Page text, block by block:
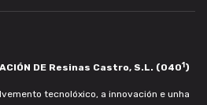
DE Resinas Castro, S.L. (0401)
tecnolóxico, a innovación e unha